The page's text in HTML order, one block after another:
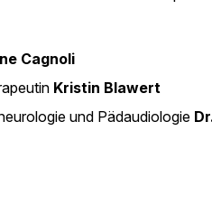
Cagnoli
Kristin Blawert
und Pädaudiologie